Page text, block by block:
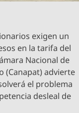
exigen un
en la tarifa del
Nacional de
(Canapat) advierte
el problema
desleal de